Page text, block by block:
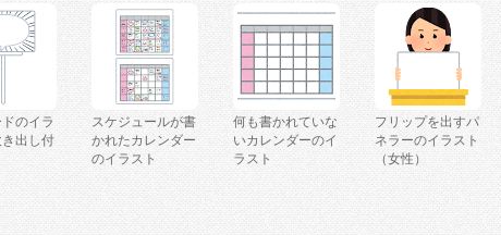
のイラ
出し付
スケジュールが書
かれたカレンダー
のイラスト
何も書かれていな
いカレンダーのイ
ラスト
フリップを出すパ
ネラーのイラスト
（女性）